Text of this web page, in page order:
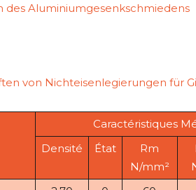
des Aluminiumgesenkschmiedens
von Nichteisenlegierungen für
Caractéristiques
Densité État
Rm
N/mm²